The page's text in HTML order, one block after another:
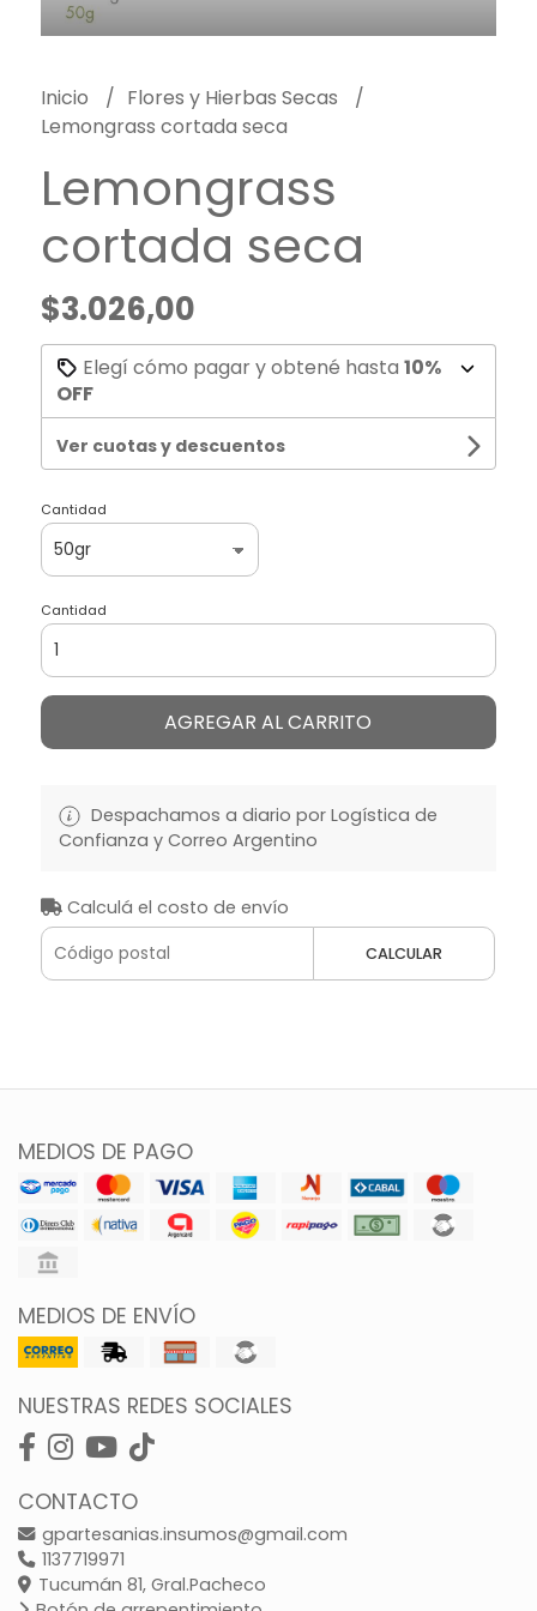
Inicio
Flores y Hierbas Secas
Lemongrass cortada seca
Lemongrass
cortada seca
$3.026,00
Elegí cómo pagar y obtené hasta 10%
OFF
Ver cuotas y descuentos
Cantidad
Cantidad
AGREGAR AL CARRITO
Despachamos a diario por Logística de
Confianza y Correo Argentino
Calculá el costo de envío
CALCULAR
MEDIOS DE PAGO
MEDIOS DE ENVÍO
NUESTRAS REDES SOCIALES
CONTACTO
gpartesanias.insumos@gmail.com
1137719971
Tucumán 81, Gral.Pacheco